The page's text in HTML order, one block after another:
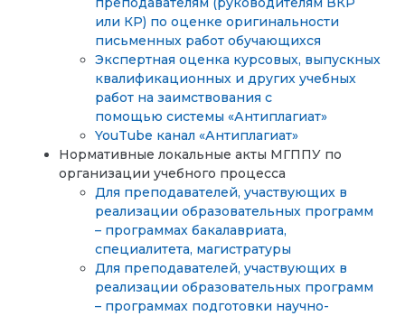
или КР) по оценке оригинальности
письменных работ обучающихся
Экспертная оценка курсовых, выпускных
квалификационных и других учебных
работ на заимствования с
помощью системы «Антиплагиат»
YouTube канал «Антиплагиат»
Нормативные локальные акты МГППУ по
организации учебного процесса
Для преподавателей, участвующих в
реализации образовательных программ
– программах бакалавриата,
специалитета, магистратуры
Для преподавателей, участвующих в
реализации образовательных программ
– программах подготовки научно-